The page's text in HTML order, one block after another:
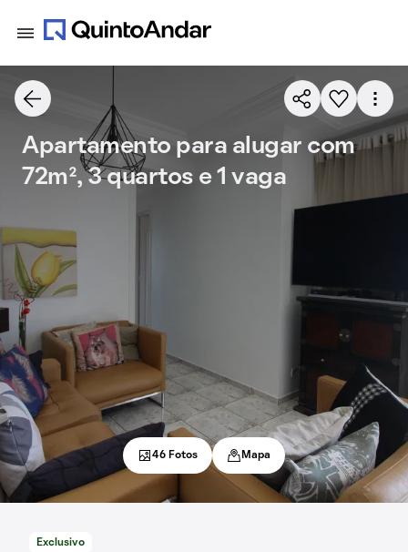
Exclusivo
Apartamento para alugar com
72m², 3 quartos e 1 vaga
46 Fotos Mapa